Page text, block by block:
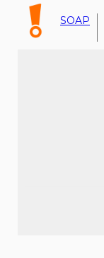
SOAP